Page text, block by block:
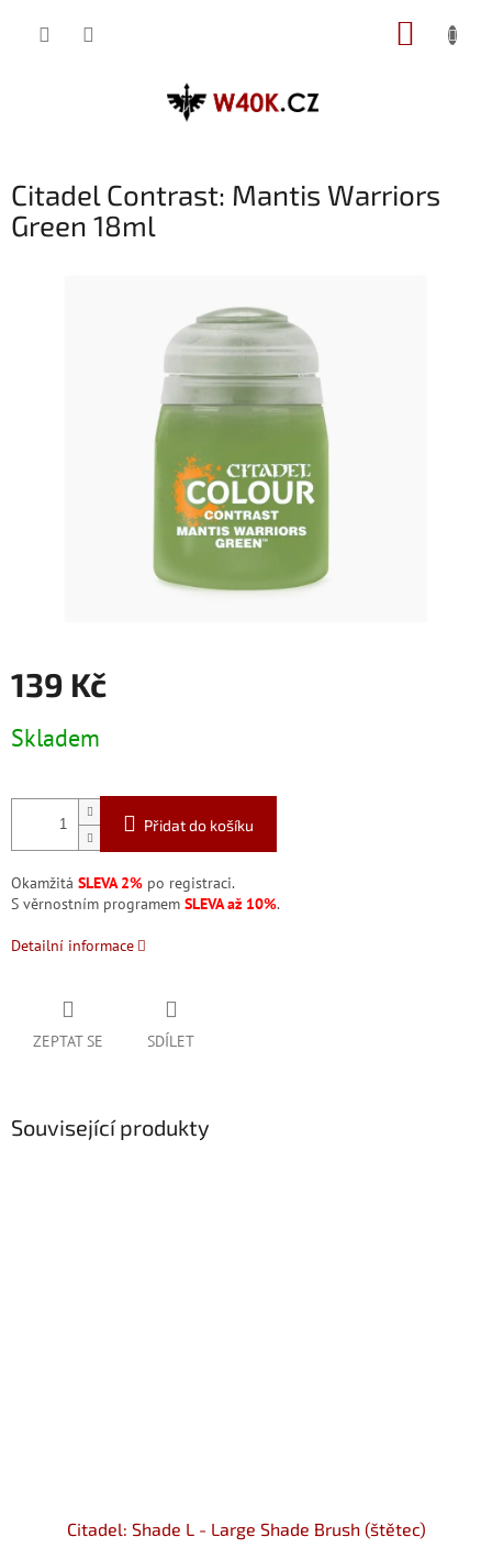
Citadel Contrast: Mantis Warriors
Green 18ml
139 Kč
cena:
Skladem
Přidat do košíku
Okamžitá SLEVA 2% po registraci.
S věrnostním programem SLEVA až 10%.
Detailní informace
ZEPTAT SE SDÍLET
Související produkty
Citadel: Shade L - Large Shade Brush (štětec)